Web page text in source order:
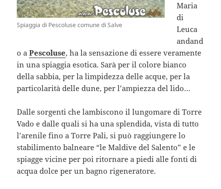
Spiaggia di Pescoluse comune di Salve
Maria
di
Leuca
andand
o aPescoluse, ha la sensazione di essere veramente
in una spiaggia esotica. Sarà per il colore bianco
della sabbia, per la limpidezza delle acque, per la
particolarità delle dune, per l’ampiezza del lido…
Dalle sorgenti che lambiscono il lungomare di Torre
Vado e dalle quali si ha una splendida, vista di tutto
l’arenile fino a Torre Pali, si può raggiungere lo
stabilimento balneare “le Maldive del Salento” e le
spiagge vicine per poi ritornare a piedi alle fonti di
acqua dolce per un bagno rigeneratore.